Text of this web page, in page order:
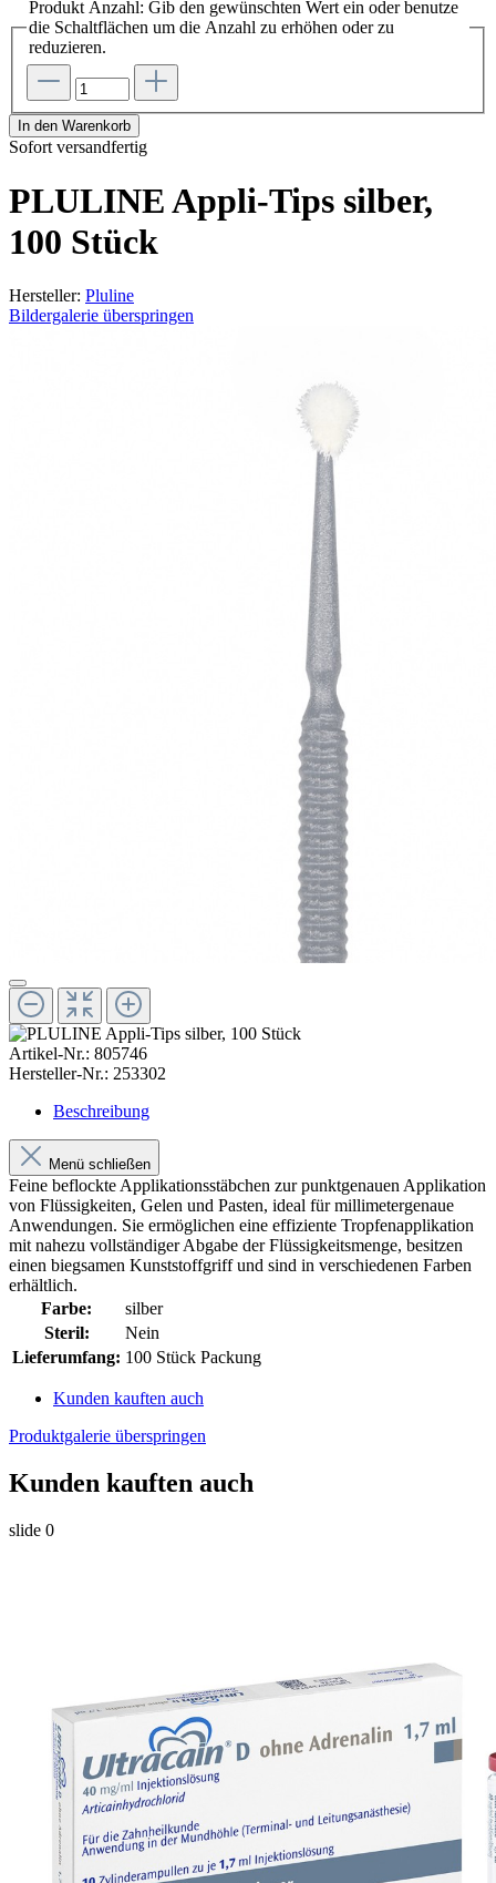
Produkt Anzahl: Gib den gewünschten Wert ein oder benutze
die Schaltflächen um die Anzahl zu erhöhen oder zu
reduzieren.
In den Warenkorb
Sofort versandfertig
PLULINE Appli-Tips silber,
100 Stück
Hersteller: Pluline
Bildergalerie überspringen
Artikel-Nr.: 805746
Hersteller-Nr.: 253302
Beschreibung
Menü schließen
Feine beflockte Applikationsstäbchen zur punktgenauen Applikation
von Flüssigkeiten, Gelen und Pasten, ideal für millimetergenaue
Anwendungen. Sie ermöglichen eine effiziente Tropfenapplikation
mit nahezu vollständiger Abgabe der Flüssigkeitsmenge, besitzen
einen biegsamen Kunststoffgriff und sind in verschiedenen Farben
erhältlich.
Farbe:
silber
Steril:
Nein
Lieferumfang: 100 Stück Packung
Kunden kauften auch
Produktgalerie überspringen
Kunden kauften auch
slide 0